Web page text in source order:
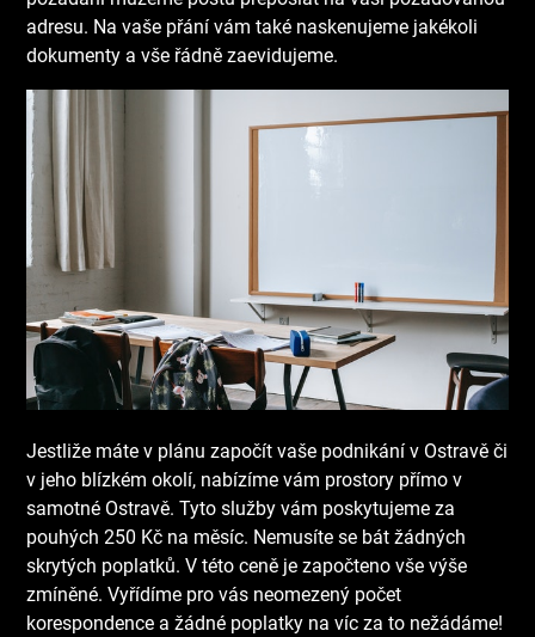
adresu. Na vaše přání vám také naskenujeme jakékoli
dokumenty a vše řádně zaevidujeme.
Jestliže máte v plánu započít vaše podnikání v Ostravě či
v jeho blízkém okolí, nabízíme vám prostory přímo v
samotné Ostravě. Tyto služby vám poskytujeme za
pouhých 250 Kč na měsíc. Nemusíte se bát žádných
skrytých poplatků. V této ceně je započteno vše výše
zmíněné. Vyřídíme pro vás neomezený počet
korespondence a žádné poplatky na víc za to nežádáme!